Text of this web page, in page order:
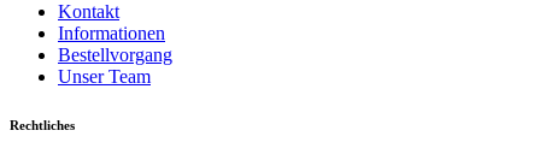
Kontakt
Informationen
Bestellvorgang
Unser Team
Rechtliches